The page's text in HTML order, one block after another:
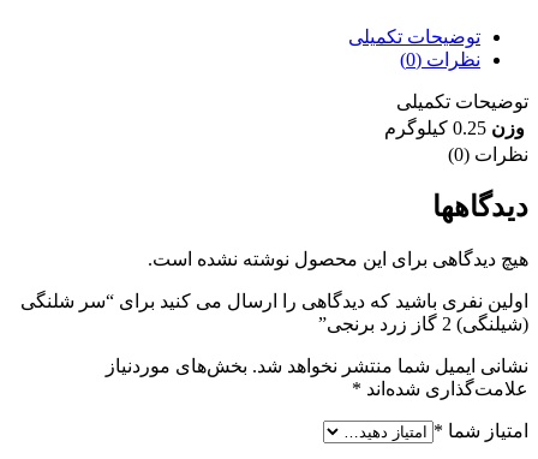
توضیحات تکمیلی
نظرات (0)
توضیحات تکمیلی
وزن 0.25 کیلوگرم
نظرات (0)
دیدگاهها
هیچ دیدگاهی برای این محصول نوشته نشده است.
اولین نفری باشید که دیدگاهی را ارسال می کنید برای “سر شلنگی
(شیلنگی) 2 گاز زرد برنجی”
نشانی ایمیل شما منتشر نخواهد شد. بخش‌های موردنیاز
علامت‌گذاری شده‌اند *
امتیاز شما *